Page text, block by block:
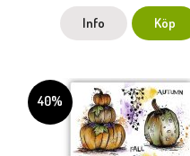
Info Köp
40%